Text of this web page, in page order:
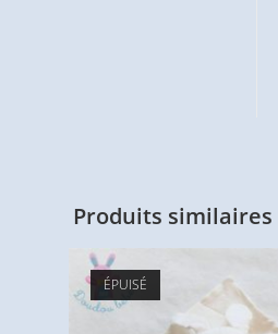
Produits similaires
ÉPUISÉ